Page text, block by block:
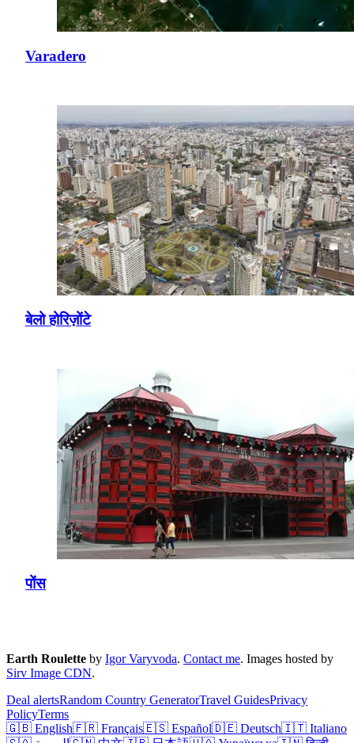
Varadero
बेलो होरिज़ोंटे
पोंस
Earth Roulette by Igor Varyvoda. Contact me. Images hosted by
Sirv Image CDN.
Deal alertsRandom Country GeneratorTravel GuidesPrivacy
PolicyTerms
🇬🇧 English🇫🇷 Français🇪🇸 Español🇩🇪 Deutsch🇮🇹 Italiano